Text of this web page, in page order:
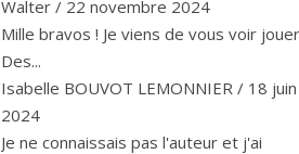
Walter / 22 novembre 2024
Mille bravos ! Je viens de vous voir jouer
Des...
Isabelle BOUVOT LEMONNIER / 18 juin
2024
Je ne connaissais pas l'auteur et j'ai